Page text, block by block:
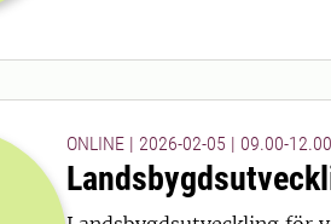
ONLINE | 2026-02-05 | 09.00-12.00